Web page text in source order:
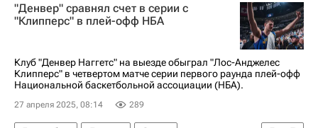
Кливленд Кавальерс
Оклахома-Сити Тандер
"Денвер" сравнял счет в серии с
"Клипперс" в плей-офф НБА
Клуб "Денвер Наггетс" на выезде обыграл "Лос-Анджелес
Клипперс" в четвертом матче серии первого раунда плей-офф
Национальной баскетбольной ассоциации (НБА).
27 апреля 2025, 08:14 289